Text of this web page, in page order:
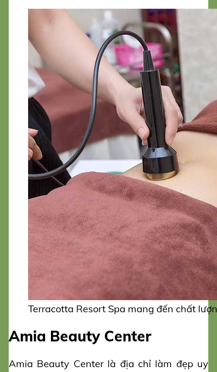
Terracotta Resort Spa mang đến chất
Amia Beauty Center
Amia Beauty Center là địa chỉ làm đẹp uy